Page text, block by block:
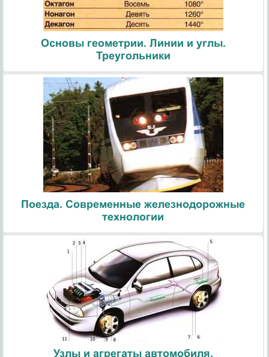
Основы геометрии. Линии и углы.
Треугольники
Поезда. Современные железнодорожные
технологии
Узлы и агрегаты автомобиля.